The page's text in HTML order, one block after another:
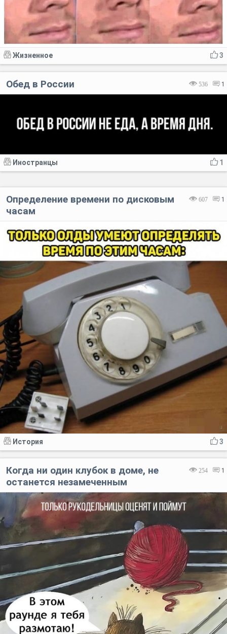
3
Жизненное
536 1
Обед в России
1
Иностранцы
607 1
Определение времени по дисковым
часам
3
История
254 1
Когда ни один клубок в доме, не
останется незамеченным